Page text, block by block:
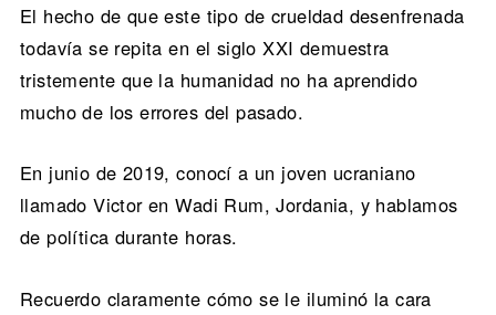
El hecho de que este tipo de crueldad desenfrenada
todavía se repita en el siglo XXI demuestra
tristemente que la humanidad no ha aprendido
mucho de los errores del pasado.
En junio de 2019, conocí a un joven ucraniano
llamado Victor en Wadi Rum, Jordania, y hablamos
de política durante horas.
Recuerdo claramente cómo se le iluminó la cara